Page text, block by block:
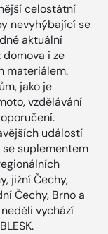
celostátní
nevyhýbající se
aktuální
i ze
materiálem.
jako je
vzdělávání
událostí
suplementem
jižní Čechy,
Čechy, Brno a
vychází